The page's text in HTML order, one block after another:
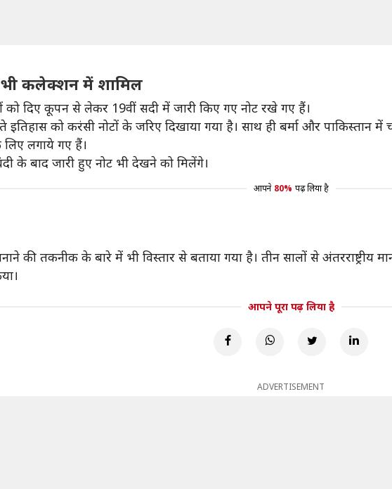
भी कलेक्शन में शामिल
दिए कूपन से लेकर 19वीं सदी में जारी किए गए नोट रखे गए हैं।
को करंसी नोटों के जरिए दिखाया गया है। साथ ही बर्मा और पाकिस्तान में
लिए लगाये गए हैं।
के बाद जारी हुए नोट भी देखने को मिलेंगे।
आपने 80% पढ़ लिया है
की तकनीक के बारे में भी विस्तार से बताया गया है। तीन सालों से
आपने पूरा पढ़ लिया है
ADVERTISEMENT